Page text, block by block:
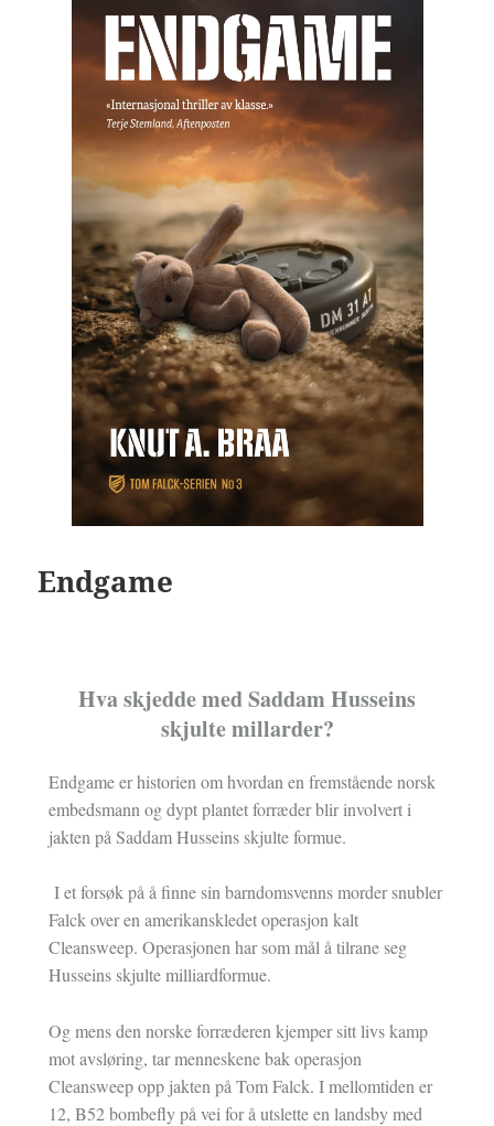
Endgame
Hva skjedde med Saddam Husseins
skjulte millarder?
Endgame er historien om hvordan en fremstående norsk
embedsmann og dypt plantet forræder blir involvert i
jakten på Saddam Husseins skjulte formue.
I et forsøk på å finne sin barndomsvenns morder snubler
Falck over en amerikanskledet operasjon kalt
Cleansweep. Operasjonen har som mål å tilrane seg
Husseins skjulte milliardformue.
Og mens den norske forræderen kjemper sitt livs kamp
mot avsløring, tar menneskene bak operasjon
Cleansweep opp jakten på Tom Falck. I mellomtiden er
12, B52 bombefly på vei for å utslette en landsby med